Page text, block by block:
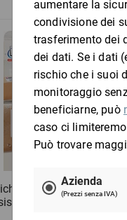
per spedizione
alle intemperie